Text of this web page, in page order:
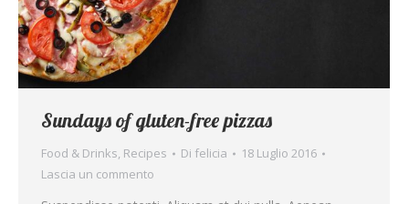
Sundays of gluten-free pizzas
Food & Drinks, Recipes Di felicia
18 Luglio 2016
Lascia un commento